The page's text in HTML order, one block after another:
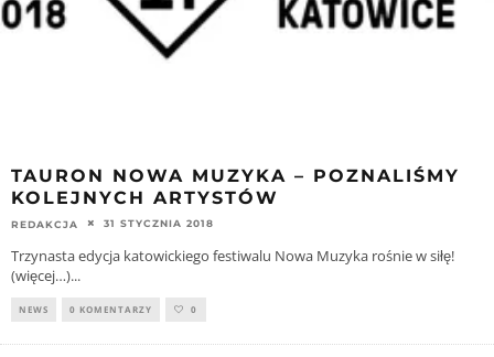
TAURON NOWA MUZYKA – POZNALIŚMY
KOLEJNYCH ARTYSTÓW
REDAKCJA 31 STYCZNIA 2018
Trzynasta edycja katowickiego festiwalu Nowa Muzyka rośnie w siłę!
(więcej…)...
NEWS 0 KOMENTARZY 0